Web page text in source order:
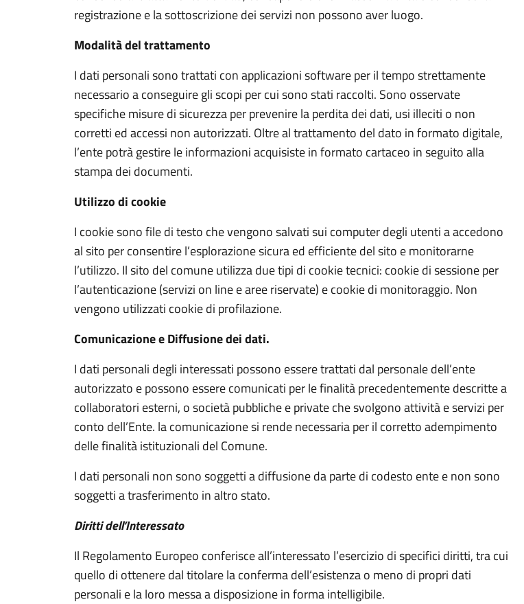
registrazione e la sottoscrizione dei servizi non possono aver luogo.
Modalità del trattamento
I dati personali sono trattati con applicazioni software per il tempo strettamente
necessario a conseguire gli scopi per cui sono stati raccolti. Sono osservate
specifiche misure di sicurezza per prevenire la perdita dei dati, usi illeciti o non
corretti ed accessi non autorizzati. Oltre al trattamento del dato in formato digitale,
l’ente potrà gestire le informazioni acquisiste in formato cartaceo in seguito alla
stampa dei documenti.
Utilizzo di cookie
I cookie sono file di testo che vengono salvati sui computer degli utenti a accedono
al sito per consentire l’esplorazione sicura ed efficiente del sito e monitorarne
l’utilizzo. Il sito del comune utilizza due tipi di cookie tecnici: cookie di sessione per
l’autenticazione (servizi on line e aree riservate) e cookie di monitoraggio. Non
vengono utilizzati cookie di profilazione.
Comunicazione e Diffusione dei dati.
I dati personali degli interessati possono essere trattati dal personale dell’ente
autorizzato e possono essere comunicati per le finalità precedentemente descritte a
collaboratori esterni, o società pubbliche e private che svolgono attività e servizi per
conto dell’Ente. la comunicazione si rende necessaria per il corretto adempimento
delle finalità istituzionali del Comune.
I dati personali non sono soggetti a diffusione da parte di codesto ente e non sono
soggetti a trasferimento in altro stato.
Diritti dell’Interessato
Il Regolamento Europeo conferisce all’interessato l’esercizio di specifici diritti, tra cui
quello di ottenere dal titolare la conferma dell’esistenza o meno di propri dati
personali e la loro messa a disposizione in forma intelligibile.